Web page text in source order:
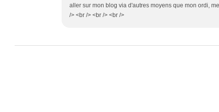
aller sur mon blog via d'autres moyens que mon ordi,
/> <br /> <br /> <br />